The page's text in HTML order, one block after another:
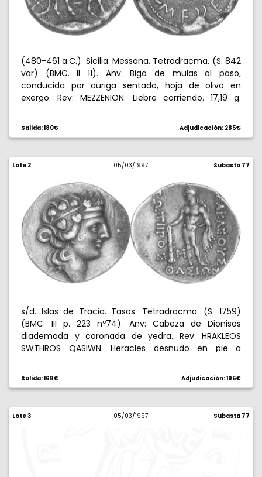
(480-461 a.C.). Sicilia. Messana. Tetradracma. (S. 842
var) (BMC. II 11). Anv: Biga de mulas al paso,
conducida por auriga sentado, hoja de olivo en
exergo. Rev: MEZZENION. Liebre corriendo. 17,19 g.
Salida: 180€ Adjudicación: 285€
Lote 2 05/03/1997 Subasta 77
s/d. Islas de Tracia. Tasos. Tetradracma. (S. 1759)
(BMC. III p. 223 nº74). Anv: Cabeza de Dionisos
diademada y coronada de yedra. Rev: HRAKLEOS
SWTHROS QASIWN. Heracles desnudo en pie a
izquierdo. 16,73 g. EBC-/EBC.
Salida: 168€ Adjudicación: 195€
Lote 3 05/03/1997 Subasta 77